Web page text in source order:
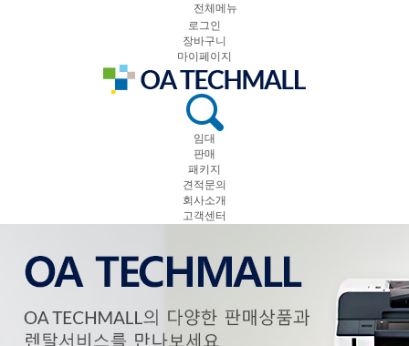
전체메뉴
로그인
장바구니
마이페이지
임대
판매
패키지
견적문의
회사소개
고객센터